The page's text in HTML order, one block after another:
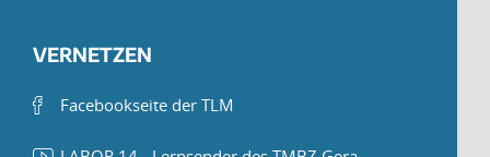
VERNETZEN
Facebookseite der TLM